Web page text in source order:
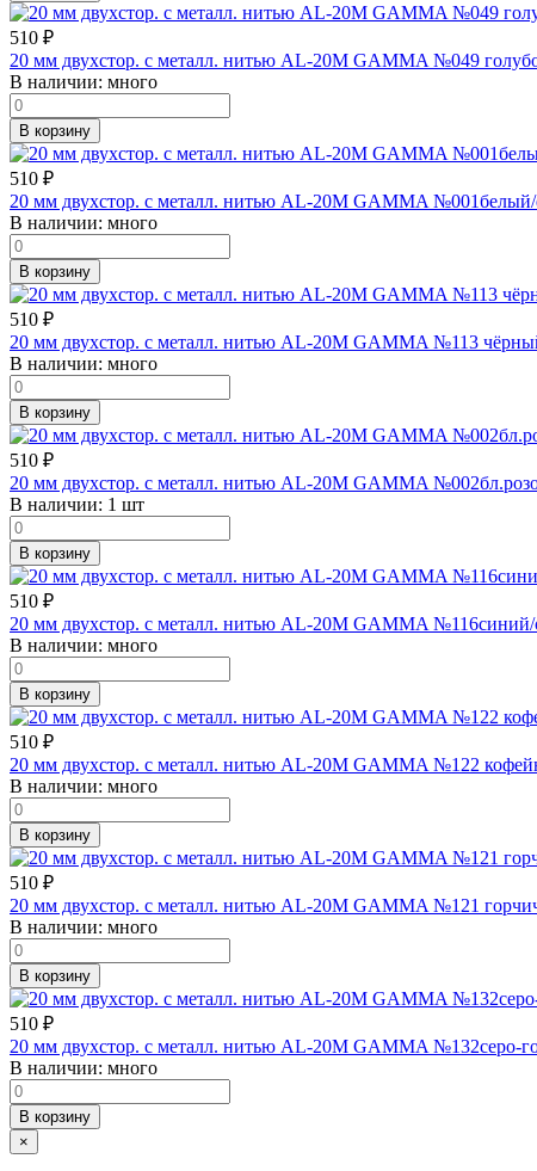
510 ₽
20 мм двухстор. с металл. нитью AL-20M GAMMA №049
В наличии: много
В корзину
510 ₽
20 мм двухстор. с металл. нитью AL-20M GAMMA №001белый/
В наличии: много
В корзину
510 ₽
20 мм двухстор. с металл. нитью AL-20M GAMMA №113
В наличии: много
В корзину
510 ₽
20 мм двухстор. с металл. нитью AL-20M GAMMA
В наличии: 1 шт
В корзину
510 ₽
20 мм двухстор. с металл. нитью AL-20M GAMMA №116синий/
В наличии: много
В корзину
510 ₽
20 мм двухстор. с металл. нитью AL-20M GAMMA №122
В наличии: много
В корзину
510 ₽
20 мм двухстор. с металл. нитью AL-20M GAMMA №121
В наличии: много
В корзину
510 ₽
20 мм двухстор. с металл. нитью AL-20M GAMMA №132серо-
В наличии: много
В корзину
×